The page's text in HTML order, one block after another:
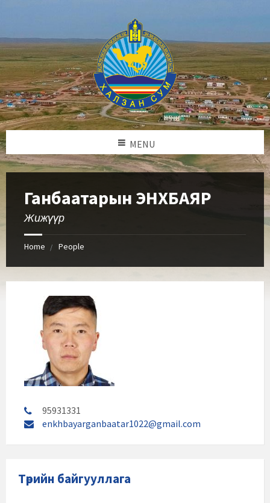
MENU
Ганбаатарын ЭНХБАЯР
Жижүүр
Home People
95931331
enkhbayarganbaatar1022@gmail.com
Төрийн байгууллага